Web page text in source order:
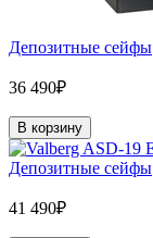
Депозитные сейфы
36 490₽
В корзину
Депозитные сейфы
41 490₽